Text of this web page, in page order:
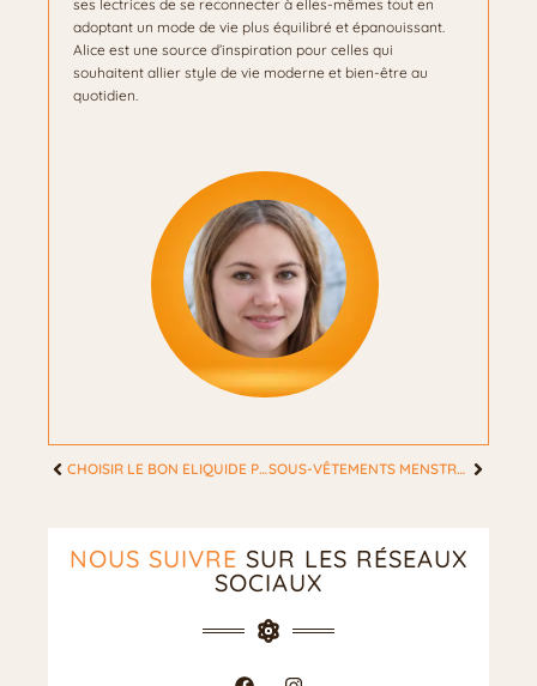
ses lectrices de se reconnecter à elles-mêmes tout en
adoptant un mode de vie plus équilibré et épanouissant.
Alice est une source d’inspiration pour celles qui
souhaitent allier style de vie moderne et bien-être au
quotidien.
CHOISIR LE BON ELIQUIDE POUR ARRÊTER DE FUMER SOUS-VÊTEMENTS MENSTRUELS : LEUR ÉVOLUTION AU COURS DES DERNIÈRES ANNÉES
NOUS SUIVRE SUR LES RÉSEAUX
SOCIAUX